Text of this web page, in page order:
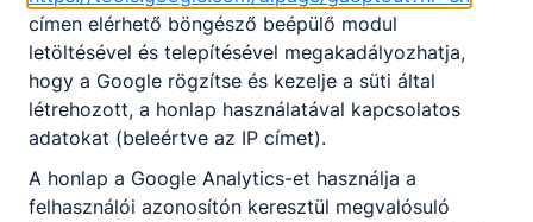
OM azonosító: 203027/030
Felnőttképzési nyilvántartás száma: B/2022/001007
NASZI FacebookAkadálymentesítési nyilatkozat
címen elérhető böngésző beépülő modul
letöltésével és telepítésével megakadályozhatja,
hogy a Google rögzítse és kezelje a süti által
létrehozott, a honlap használatával kapcsolatos
adatokat (beleértve az IP címet).
A honlap a Google Analytics-et használja a
felhasználói azonosítón keresztül megvalósuló